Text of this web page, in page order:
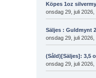
Köpes 1oz
onsdag 29, juli
Säljes : Guldmynt
onsdag 29, juli
(Såld)[Säljes]: 3,5
onsdag 29, juli 2026,